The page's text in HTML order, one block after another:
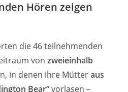
Hören zeigen
die 46 teilnehmenden
vonzweieinhalb
in denen ihre Mütteraus
Bear“vorlasen –